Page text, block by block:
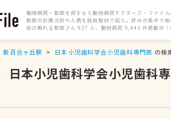
動物病院・獣医を探すなら動物病院ドクターズ・ファイル
獣医の診療方針や人柄を独自取材で紹介。好みの条件で検
街の頼れる獣医さん 937 人、動物病院 9,443 件掲載中
新百合ヶ丘駅 日本小児歯科学会小児歯科専門医 の検
日本小児歯科学会小児歯科